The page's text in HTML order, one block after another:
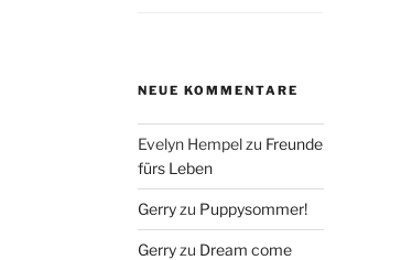
NEUE KOMMENTARE
Evelyn Hempel zu Freunde
fürs Leben
Gerry zu Puppysommer!
Gerry zu Dream come